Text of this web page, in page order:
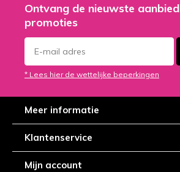
Ontvang de nieuwste
promoties
* Lees hier de wettelijke beperkingen
Meer informatie
Klantenservice
Mijn account